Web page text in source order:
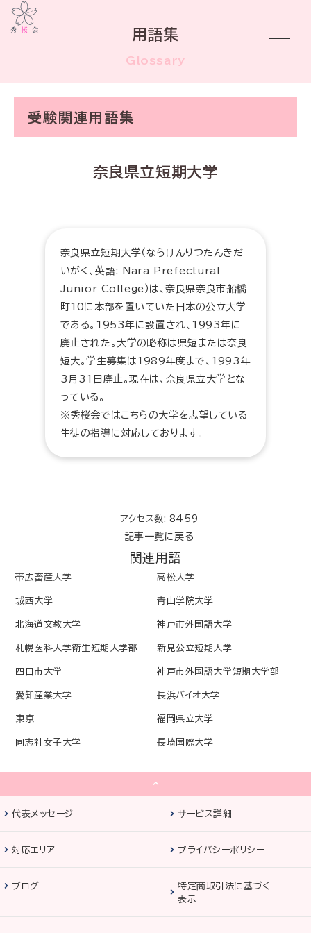
用語集
Glossary
受験関連用語集
奈良県立短期大学
奈良県立短期大学（ならけんりつたんきだ
いがく、英語: Nara Prefectural
Junior College）は、奈良県奈良市船橋
町10に本部を置いていた日本の公立大学
である。1953年に設置され、1993年に
廃止された。大学の略称は県短または奈良
短大。学生募集は1989年度まで、1993年
3月31日廃止。現在は、奈良県立大学とな
っている。
※秀桜会ではこちらの大学を志望している
生徒の指導に対応しております。
アクセス数: 8459
記事一覧に戻る
関連用語
帯広畜産大学 高松大学
城西大学 青山学院大学
北海道文教大学 神戸市外国語大学
札幌医科大学衛生短期大学部 新見公立短期大学
四日市大学 神戸市外国語大学短期大学部
愛知産業大学 長浜バイオ大学
東京 福岡県立大学
同志社女子大学 長崎国際大学
代表メッセージ サービス詳細
対応エリア プライバシーポリシー
ブログ
特定商取引法に基づく
表示